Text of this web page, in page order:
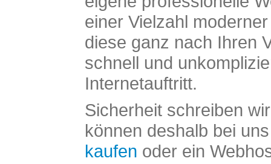
einer Vielzahl
diese ganz nach Ihren
schnell und
Internetauftritt.
Sicherheit schreiben
können deshalb bei
kaufen oder ein